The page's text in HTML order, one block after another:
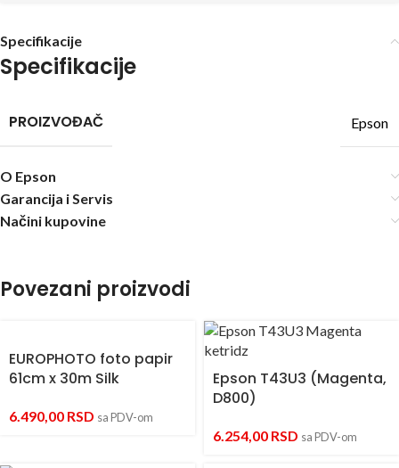
Specifikacije
Specifikacije
PROIZVOĐAČ Epson
O Epson
Garancija i Servis
Načini kupovine
Povezani proizvodi
EUROPHOTO foto papir
61cm x 30m Silk
6.490,00 RSD sa PDV-om
Epson T43U3 (Magenta,
D800)
6.254,00 RSD sa PDV-om